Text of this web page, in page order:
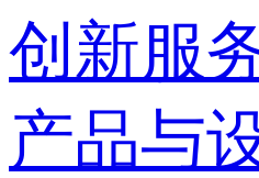
创新服
产品与